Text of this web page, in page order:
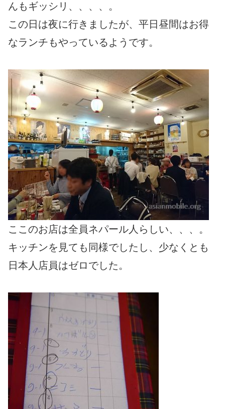
んもギッシリ、、、、。
この日は夜に行きましたが、平日昼間はお得
なランチもやっているようです。
ここのお店は全員ネパール人らしい、、、。
キッチンを見ても同様でしたし、少なくとも
日本人店員はゼロでした。